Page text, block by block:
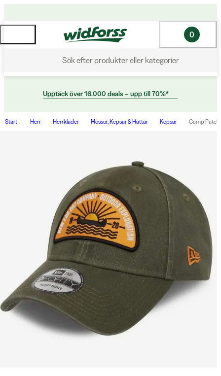
Sök efter produkter eller kategorier
0
Upptäck över 16.000 deals – upp till 70%*
Start Herr Herrkläder Mössor, Kepsar & Hattar Kepsar Camp